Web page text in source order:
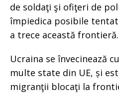
de soldaţi şi ofiţeri de
împiedica posibile
a trece această frontieră.
Ucraina se învecinează
multe state din UE, și
migranţii blocaţi la